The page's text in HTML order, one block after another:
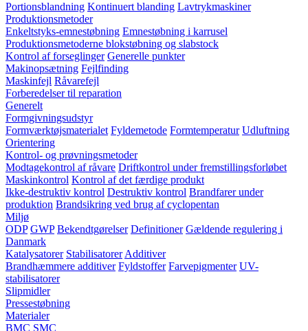
Portionsblandning Kontinuert blanding Lavtrykmaskiner
Produktionsmetoder
Enkeltstyks-emnestøbning Emnestøbning i karrusel
Produktionsmetoderne blokstøbning og slabstock
Kontrol af forseglinger Generelle punkter
Makinopsætning Fejlfinding
Maskinfejl Råvarefejl
Forberedelser til reparation
Generelt
Formgivningsudstyr
Formværktøjsmaterialet Fyldemetode Formtemperatur Udluftning
Orientering
Kontrol- og prøvningsmetoder
Modtagekontrol af råvare Driftkontrol under fremstillingsforløbet
Maskinkontrol Kontrol af det færdige produkt
Ikke-destruktiv kontrol Destruktiv kontrol Brandfarer under
produktion Brandsikring ved brug af cyclopentan
Miljø
ODP GWP Bekendtgørelser Definitioner Gældende regulering i
Danmark
Katalysatorer Stabilisatorer Additiver
Brandhæmmere additiver Fyldstoffer Farvepigmenter UV-
stabilisatorer
Slipmidler
Pressestøbning
Materialer
BMC SMC